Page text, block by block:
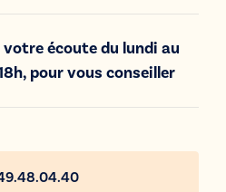
écoute du lundi au
pour vous conseiller